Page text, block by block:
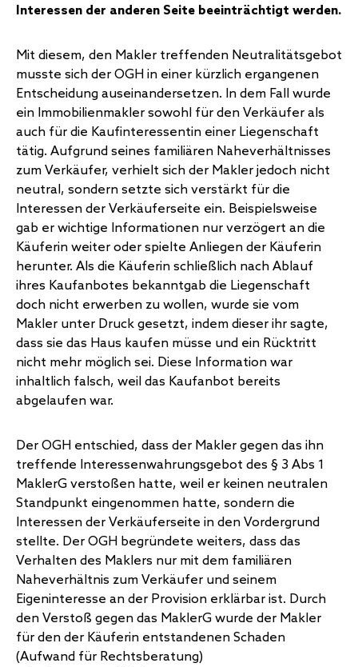
Interessen der anderen Seite beeinträchtigt werden.
Mit diesem, den Makler treffenden Neutralitätsgebot
musste sich der OGH in einer kürzlich ergangenen
Entscheidung auseinandersetzen. In dem Fall wurde
ein Immobilienmakler sowohl für den Verkäufer als
auch für die Kaufinteressentin einer Liegenschaft
tätig. Aufgrund seines familiären Naheverhältnisses
zum Verkäufer, verhielt sich der Makler jedoch nicht
neutral, sondern setzte sich verstärkt für die
Interessen der Verkäuferseite ein. Beispielsweise
gab er wichtige Informationen nur verzögert an die
Käuferin weiter oder spielte Anliegen der Käuferin
herunter. Als die Käuferin schließlich nach Ablauf
ihres Kaufanbotes bekanntgab die Liegenschaft
doch nicht erwerben zu wollen, wurde sie vom
Makler unter Druck gesetzt, indem dieser ihr sagte,
dass sie das Haus kaufen müsse und ein Rücktritt
nicht mehr möglich sei. Diese Information war
inhaltlich falsch, weil das Kaufanbot bereits
abgelaufen war.
Der OGH entschied, dass der Makler gegen das ihn
treffende Interessenwahrungsgebot des § 3 Abs 1
MaklerG verstoßen hatte, weil er keinen neutralen
Standpunkt eingenommen hatte, sondern die
Interessen der Verkäuferseite in den Vordergrund
stellte. Der OGH begründete weiters, dass das
Verhalten des Maklers nur mit dem familiären
Naheverhältnis zum Verkäufer und seinem
Eigeninteresse an der Provision erklärbar ist. Durch
den Verstoß gegen das MaklerG wurde der Makler
für den der Käuferin entstandenen Schaden
(Aufwand für Rechtsberatung)